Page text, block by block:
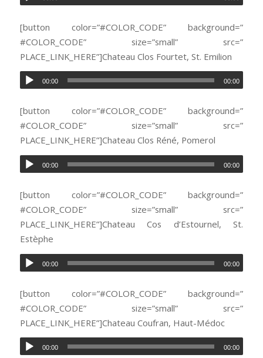
[button color=”#COLOR_CODE” background=”
#COLOR_CODE” size=”small” src=”
PLACE_LINK_HERE”]Chateau Clos Fourtet, St. Emilion
00:00 00:00
[button color=”#COLOR_CODE” background=”
#COLOR_CODE” size=”small” src=”
PLACE_LINK_HERE”]Chateau Clos Réné, Pomerol
00:00 00:00
[button color=”#COLOR_CODE” background=”
#COLOR_CODE” size=”small” src=”
PLACE_LINK_HERE”]Chateau Cos d’Estournel, St.
Estèphe
00:00 00:00
[button color=”#COLOR_CODE” background=”
#COLOR_CODE” size=”small” src=”
PLACE_LINK_HERE”]Chateau Coufran, Haut-Médoc
00:00 00:00